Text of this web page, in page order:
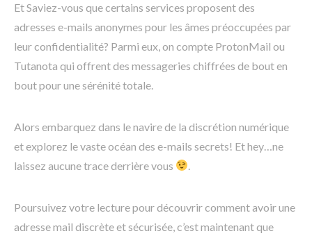
Et Saviez-vous que certains services proposent des
adresses e-mails anonymes pour les âmes préoccupées par
leur confidentialité? Parmi eux, on compte ProtonMail ou
Tutanota qui offrent des messageries chiffrées de bout en
bout pour une sérénité totale.
Alors embarquez dans le navire de la discrétion numérique
et explorez le vaste océan des e-mails secrets! Et hey…ne
laissez aucune trace derrière vous
.
Poursuivez votre lecture pour découvrir comment avoir une
adresse mail discrète et sécurisée, c’est maintenant que